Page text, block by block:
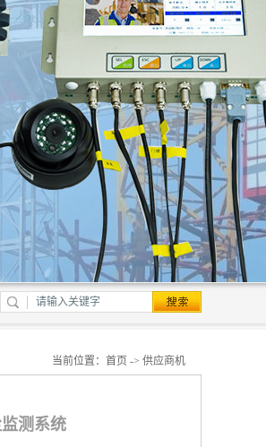
当前位置： 首页 -> 供应商机
测系统